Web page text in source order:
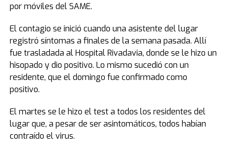
por móviles del SAME.
El contagio se inició cuando una asistente del lugar
registró síntomas a finales de la semana pasada. Allí
fue trasladada al Hospital Rivadavia, donde se le hizo un
hisopado y dio positivo. Lo mismo sucedió con un
residente, que el domingo fue confirmado como
positivo.
El martes se le hizo el test a todos los residentes del
lugar que, a pesar de ser asintomáticos, todos habían
contraído el virus.